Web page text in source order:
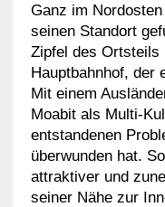
Ganz im
seinen Standort
Zipfel des Ortsteils
Hauptbahnhof, der
Mit einem
Moabit als Multi-
entstandenen
überwunden hat.
attraktiver und
seiner Nähe zur